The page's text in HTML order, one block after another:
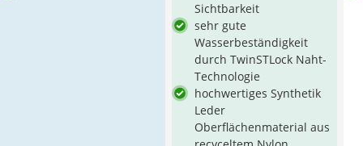
Sichtbarkeit
sehr gute
Wasserbeständigkeit
durch TwinSTLock Naht-
Technologie
hochwertiges Synthetik
Leder
Oberflächenmaterial aus